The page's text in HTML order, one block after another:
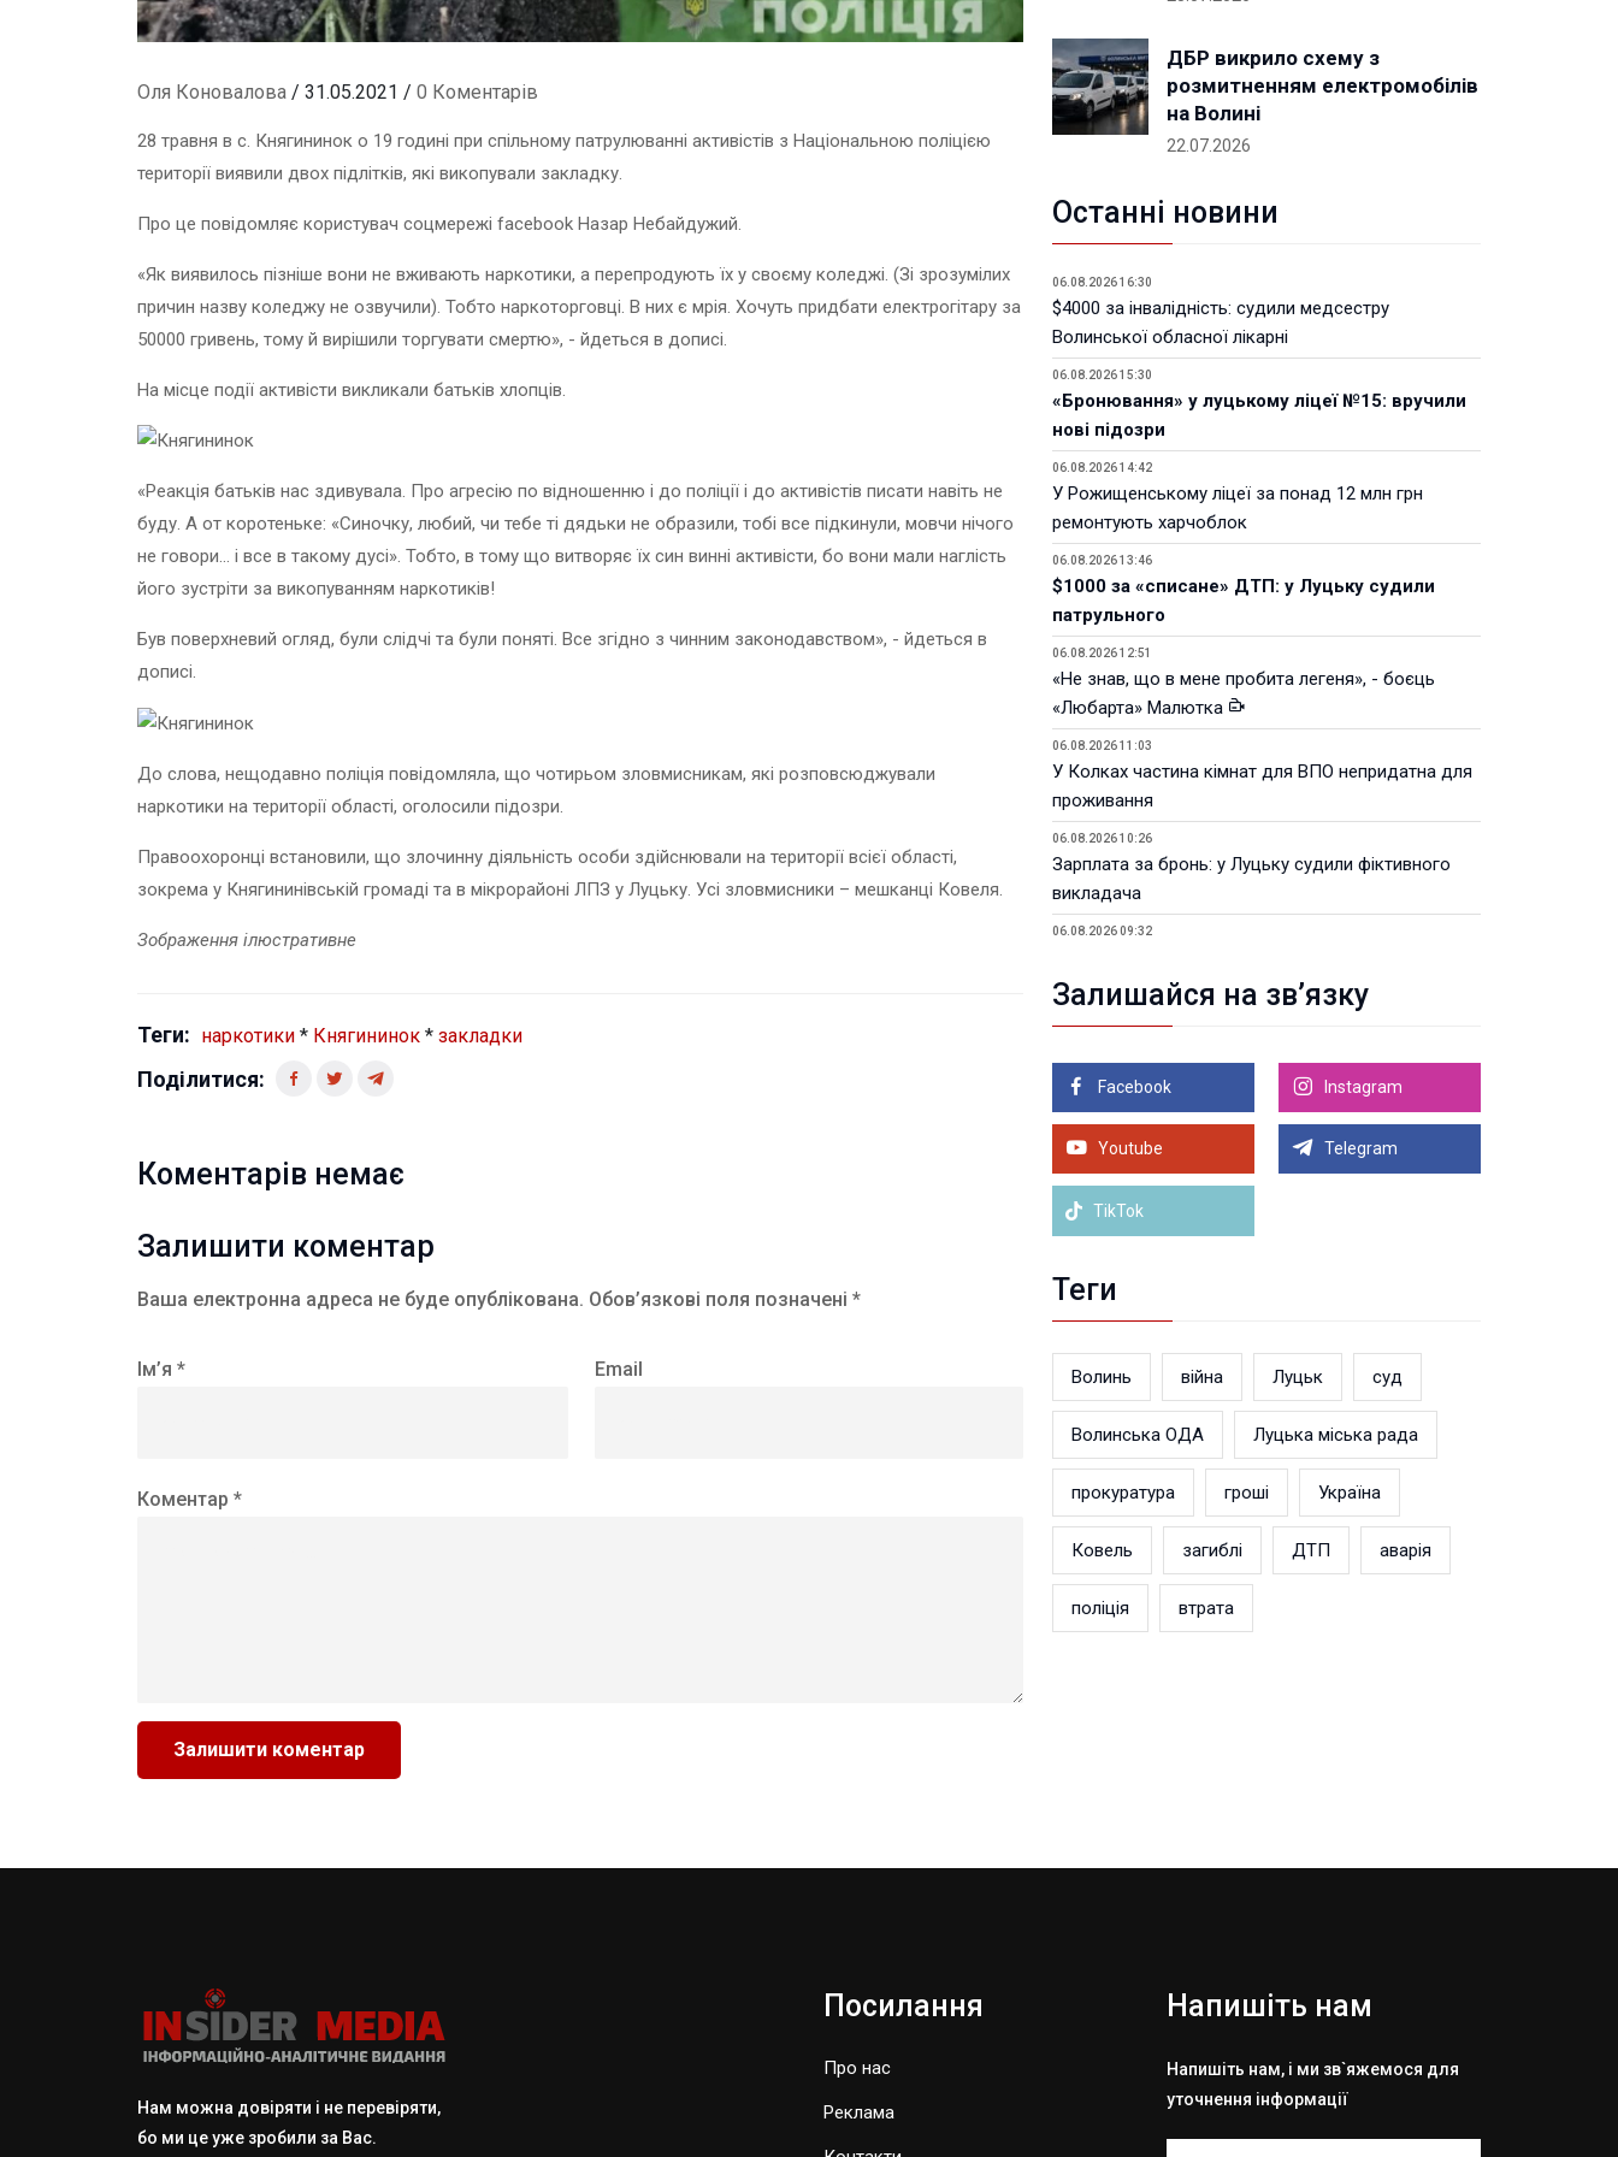
Оля Коновалова / 31.05.2021 / 0 Коментарів
28 травня в с. Княгининок о 19 годині при спільному патрулюванні активістів з Національною поліцією
території виявили двох підлітків, які викопували закладку.
Про це повідомляє користувач соцмережі facebook Назар Небайдужий.
«Як виявилось пізніше вони не вживають наркотики, а перепродують їх у своєму коледжі. (Зі зрозумілих
причин назву коледжу не озвучили). Тобто наркоторговці. В них є мрія. Хочуть придбати електрогітару за
50000 гривень, тому й вирішили торгувати смертю», - йдеться в дописі.
На місце події активісти викликали батьків хлопців.
«Реакція батьків нас здивувала. Про агресію по відношенню і до поліції і до активістів писати навіть не
буду. А от коротеньке: «Синочку, любий, чи тебе ті дядьки не образили, тобі все підкинули, мовчи нічого
не говори... і все в такому дусі». Тобто, в тому що витворяє їх син винні активісти, бо вони мали наглість
його зустріти за викопуванням наркотиків!
Був поверхневий огляд, були слідчі та були поняті. Все згідно з чинним законодавством», - йдеться в
дописі.
До слова, нещодавно поліція повідомляла, що чотирьом зловмисникам, які розповсюджували
наркотики на території області, оголосили підозри.
Правоохоронці встановили, що злочинну діяльність особи здійснювали на території всієї області,
зокрема у Княгининівській громаді та в мікрорайоні ЛПЗ у Луцьку. Усі зловмисники – мешканці Ковеля.
Зображення ілюстративне
Теги: наркотики * Княгининок * закладки
Поділитися:
Коментарів немає
Залишити коментар
Ваша електронна адреса не буде опублікована. Обов’язкові поля позначені *
Ім’я * Email
Коментар *
ДБР викрило схему з
розмитненням електромобілів
на Волині
22.07.2026
Останні новини
06.08.2026 16:30
$4000 за інвалідність: судили медсестру
Волинської обласної лікарні
06.08.2026 15:30
«Бронювання» у луцькому ліцеї №15: вручили
нові підозри
06.08.2026 14:42
У Рожищенському ліцеї за понад 12 млн грн
ремонтують харчоблок
06.08.2026 13:46
$1000 за «списане» ДТП: у Луцьку судили
патрульного
06.08.2026 12:51
«Не знав, що в мене пробита легеня», - боєць
«Любарта» Малютка
06.08.2026 11:03
У Колках частина кімнат для ВПО непридатна для
проживання
06.08.2026 10:26
Зарплата за бронь: у Луцьку судили фіктивного
викладача
06.08.2026 09:32
05.08.2026 21:18
Порівняння телеоб'єктивів Sigma Sports та Sony G-
05.08.2026 21:00
У Луцьку на 99,9% готовий новий Державний
ветеранський простір. ВІДЕО
Більше новин
Залишайся на зв’язку
Facebook Instagram
Youtube Telegram
TikTok
Теги
Волинь війна Луцьк суд
Волинська ОДА Луцька міська рада
прокуратура гроші Україна
Ковель загиблі ДТП аварія
поліція втрата
Нам можна довіряти і не перевіряти,
бо ми це уже зробили за Вас.
Посилання
Про нас
Реклама
Напишіть нам
Напишіть нам, і ми зв`яжемося для
уточнення інформації